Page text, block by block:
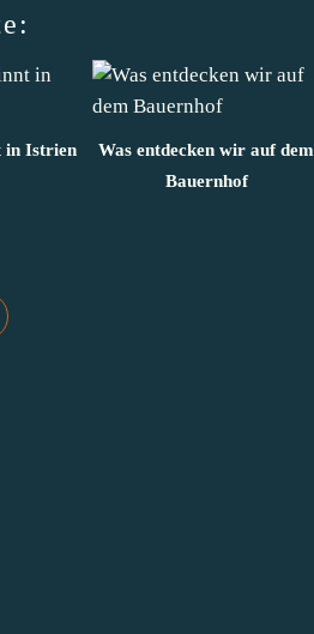
in Istrien
Was entdecken wir auf dem
Bauernhof